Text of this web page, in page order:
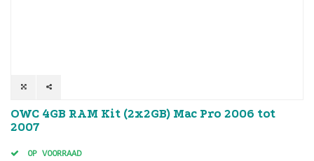
OWC 4GB RAM Kit (2x2GB) Mac Pro 2006 tot
2007
OP VOORRAAD